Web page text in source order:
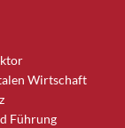
Wirtschaft
Führung